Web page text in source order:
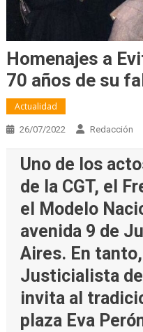
Homenajes a
70 años de su
Actualidad
26/07/2022 Redacción
Uno de los
de la CGT, el
el Modelo
avenida 9 de
Aires. En
Justicialista
invita al
plaza Eva